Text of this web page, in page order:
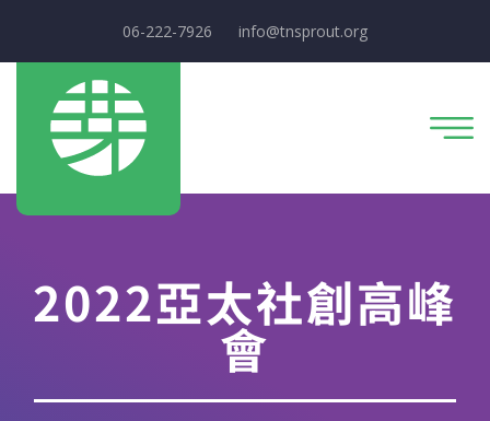
06-222-7926 info@tnsprout.org
2022亞太社創高峰
會